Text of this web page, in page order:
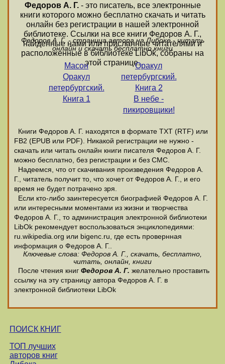
Федоров А. Г.- это писатель, все электронные
книги которого можно бесплатно скачать и читать
онлайн без регистрации в нашей электронной
библиотеке. Ссылки на все книги Федоров А. Г.,
найденные нами или присланные читателями и
расположенные в библиотеке LibOk, собраны на
этой странице.
Федоров А. Г. - страница автора на Либоке - читать
онлайн и скачать бесплатно книги
Масон
Оракул
петербургский.
Книга 1
Оракул
петербургский.
Книга 2
В небе -
пикировщики!
Книги Федоров А. Г. находятся в формате ТХТ (RTF) или
FB2 (EPUB или PDF). Никакой регистрации не нужно -
скачать или читать онлайн книги писателя Федоров А. Г.
можно бесплатно, без регистрации и без СМС.
Надеемся, что от скачивания произведения Федоров А.
Г., читатель получит то, что хочет от Федоров А. Г., и его
время не будет потрачено зря.
Если кто-либо заинтересуется биографией Федоров А. Г.
или интересными моментами из жизни и творчества
Федоров А. Г., то администрация электронной библиотеки
LibOk рекомендует воспользоваться энциклопедиями:
ru.wikipedia.org или bigenc.ru, где есть провернная
информация о Федоров А. Г..
Ключевые слова: Федоров А. Г., скачать, бесплатно,
читать, онлайн, книги
После чтения книг Федоров А. Г. желательно проставить
ссылку на эту страницу автора Федоров А. Г. в
электронной библиотеки LibOk
ПОИСК КНИГ
ТОП лучших
авторов книг